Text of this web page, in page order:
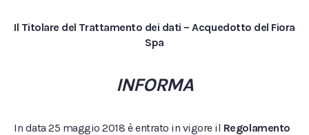
Il Titolare del Trattamento dei dati – Acquedotto del Fiora
Spa
INFORMA
In data 25 maggio 2018 è entrato in vigore il Regolamento